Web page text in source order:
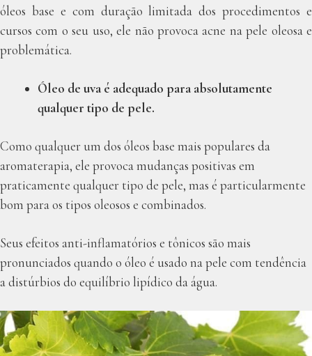
óleos base e com duração limitada dos procedimentos e
cursos com o seu uso, ele não provoca acne na pele oleosa e
problemática.
Óleo de uva é adequado para absolutamente
qualquer tipo de pele.
Como qualquer um dos óleos base mais populares da
aromaterapia, ele provoca mudanças positivas em
praticamente qualquer tipo de pele, mas é particularmente
bom para os tipos oleosos e combinados.
Seus efeitos anti-inflamatórios e tônicos são mais
pronunciados quando o óleo é usado na pele com tendência
a distúrbios do equilíbrio lipídico da água.